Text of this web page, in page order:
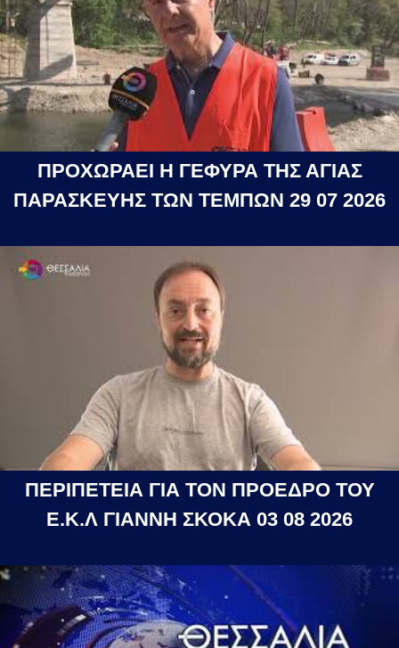
ΠΡΟΧΩΡΑΕΙ Η ΓΕΦΥΡΑ ΤΗΣ ΑΓΙΑΣ
ΠΑΡΑΣΚΕΥΗΣ ΤΩΝ ΤΕΜΠΩΝ 29 07 2026
ΠΕΡΙΠΕΤΕΙΑ ΓΙΑ ΤΟΝ ΠΡΟΕΔΡΟ ΤΟΥ
Ε.Κ.Λ ΓΙΑΝΝΗ ΣΚΟΚΑ 03 08 2026